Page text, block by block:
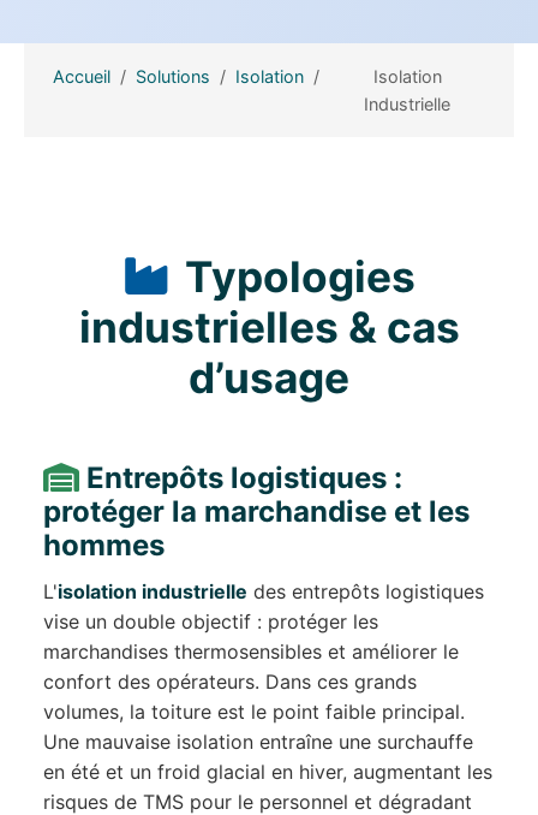
Accueil Solutions Isolation
Isolation
Industrielle
Typologies
industrielles & cas
d’usage
Entrepôts logistiques :
protéger la marchandise et les
hommes
L'isolation industrielle des entrepôts logistiques
vise un double objectif : protéger les
marchandises thermosensibles et améliorer le
confort des opérateurs. Dans ces grands
volumes, la toiture est le point faible principal.
Une mauvaise isolation entraîne une surchauffe
en été et un froid glacial en hiver, augmentant les
risques de TMS pour le personnel et dégradant